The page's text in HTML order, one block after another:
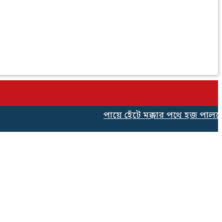
পায়ে হেঁটে মক্কার পথে হজ